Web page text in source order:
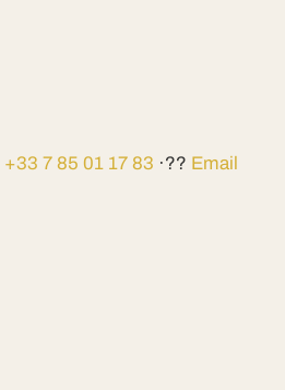
+33 7 85 01 17 83 ·?? Email